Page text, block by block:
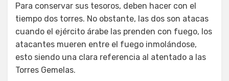
Para conservar sus tesoros, deben hacer con el
tiempo dos torres. No obstante, las dos son atacas
cuando el ejército árabe las prenden con fuego, los
atacantes mueren entre el fuego inmolándose,
esto siendo una clara referencia al atentado a las
Torres Gemelas.